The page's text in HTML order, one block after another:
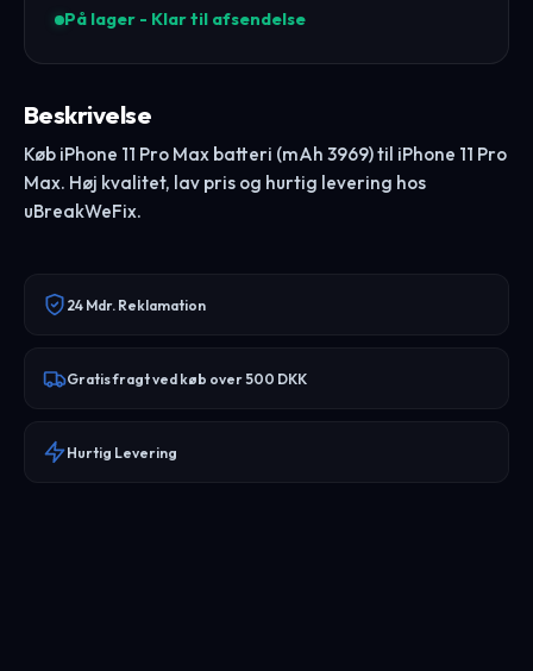
På lager - Klar til afsendelse
Beskrivelse
Køb iPhone 11 Pro Max batteri (mAh 3969) til iPhone 11 Pro
Max. Høj kvalitet, lav pris og hurtig levering hos
uBreakWeFix.
24 Mdr. Reklamation
Gratis fragt ved køb over 500 DKK
Hurtig Levering